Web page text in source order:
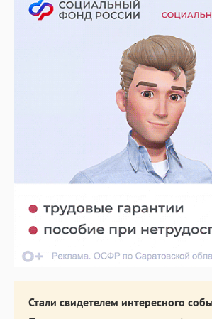
Стали свидетелем интересного